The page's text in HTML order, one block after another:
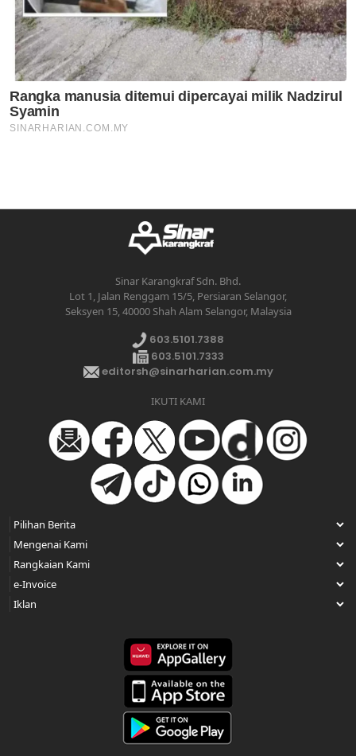
Sinar Karangkraf Sdn. Bhd.
Lot 1, Jalan Renggam 15/5, Persiaran Selangor,
Seksyen 15, 40000 Shah Alam Selangor, Malaysia
603.5101.7388
603.5101.7333
editorsh@sinarharian.com.my
IKUTI KAMI